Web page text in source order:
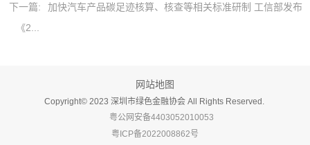
下一篇:
加快汽车产品碳足迹核算、核查等相关标准研制 工信部发布
《2...
网站地图
Copyright©️ 2023 深圳市绿色金融协会 All Rights Reserved.
粤ICP备2022008862号
粤公网安备4403052010053